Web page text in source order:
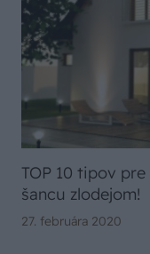
TOP 10 tipov
šancu zlodejom!
27. februára 2020